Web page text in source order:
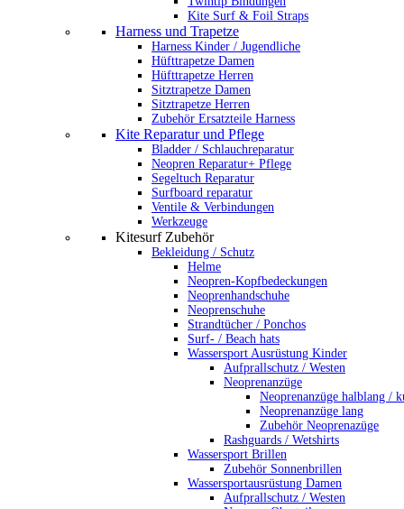
Kite Surf & Foil Straps
Harness und Trapetze
Harness Kinder / Jugendliche
Hüfttrapetze Damen
Hüfttrapetze Herren
Sitztrapetze Damen
Sitztrapetze Herren
Zubehör Ersatzteile Harness
Kite Reparatur und Pflege
Bladder / Schlauchreparatur
Neopren Reparatur+ Pflege
Segeltuch Reparatur
Surfboard reparatur
Ventile & Verbindungen
Werkzeuge
Kitesurf Zubehör
Bekleidung / Schutz
Helme
Neopren-Kopfbedeckungen
Neoprenhandschuhe
Neoprenschuhe
Strandtücher / Ponchos
Surf- / Beach hats
Wassersport Ausrüstung Kinder
Aufprallschutz / Westen
Neoprenanzüge
Neoprenanzüge halblang /
Neoprenanzüge lang
Zubehör Neoprenazüge
Rashguards / Wetshirts
Wassersport Brillen
Zubehör Sonnenbrillen
Wassersportausrüstung Damen
Aufprallschutz / Westen